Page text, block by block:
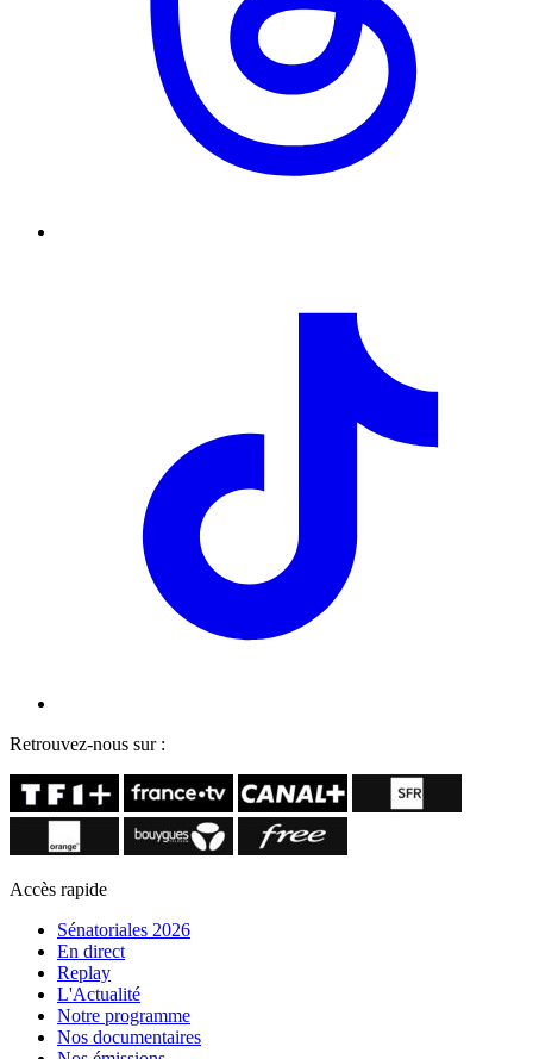
Retrouvez-nous sur :
Accès rapide
Sénatoriales 2026
En direct
Replay
L'Actualité
Notre programme
Nos documentaires